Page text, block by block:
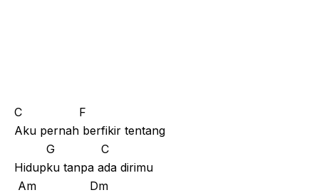
C F
Aku pernah berfikir tentang
G C
Hidupku tanpa ada dirimu
Am Dm